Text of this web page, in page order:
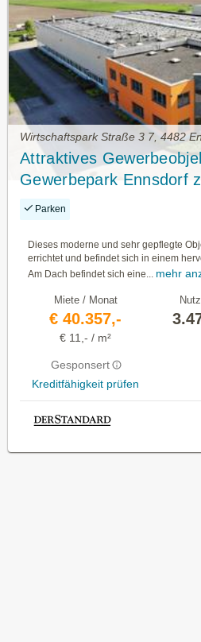
Wirtschaftspark Straße 3 7, 4482
Attraktives
Gewerbepark Ennsdorf
Parken
Dieses moderne und sehr gepflegte
errichtet und befindet sich in einem
Am Dach befindet sich eine...
mehr
Miete / Monat
€ 40.357,-
€ 11,- / m²
Gesponsert
Kreditfähigkeit prüfen